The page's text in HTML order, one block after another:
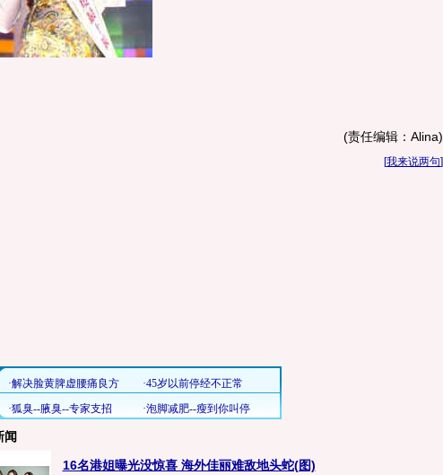
(责任编辑：Alina)
[我来说两句]
闻
16名港姐曝光没惊喜 海外佳丽难敌地头蛇(图)